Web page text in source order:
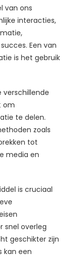
van ons
interacties,
Een van
is het gebruik
om
te delen.
zoals
tot
media en
is cruciaal
snel overleg
geschikter zijn
kan een